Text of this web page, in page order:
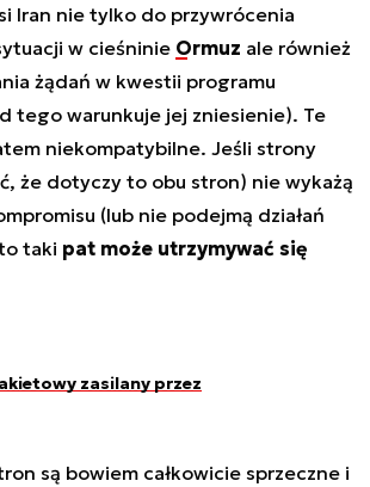
Iran nie tylko do przywrócenia
w cieśninie Ormuz ale również
żądań w kwestii programu
tego warunkuje jej zniesienie). Te
niekompatybilne. Jeśli strony
że dotyczy to obu stron) nie wykażą
(lub nie podejmą działań
taki pat może utrzymywać się
zasilany przez
są bowiem całkowicie sprzeczne i